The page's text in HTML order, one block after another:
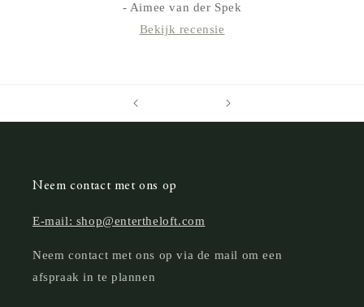
- Aimee van der Spek
Bekijk recensie
Neem contact met ons op
E-mail: shop@entertheloft.com
Neem contact met ons op via de mail om een
afspraak in te plannen